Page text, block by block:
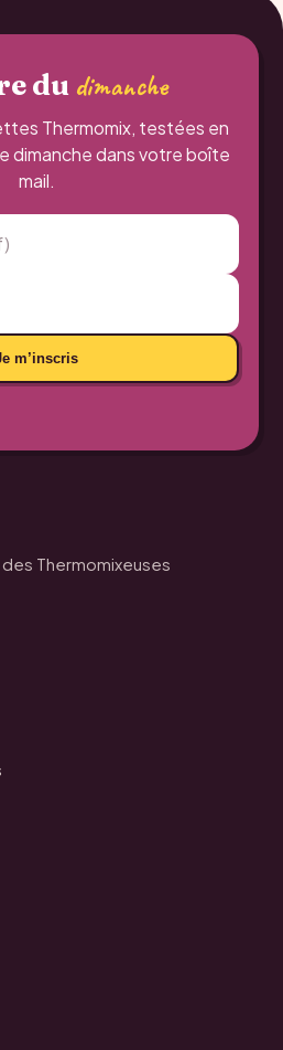
du dimanche
Thermomix, testées en
dimanche dans votre boîte
mail.
m’inscris
Thermomixeuses